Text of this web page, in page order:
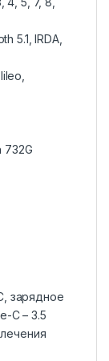
5.1, IRDA,
732G
зарядное
C – 3.5